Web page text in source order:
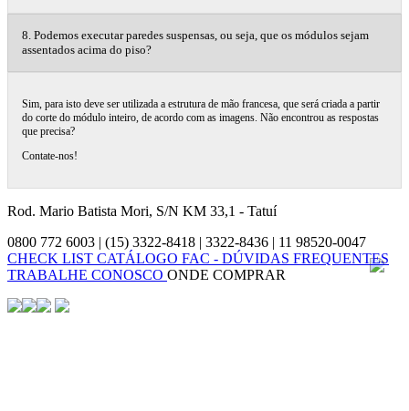
8. Podemos executar paredes suspensas, ou seja, que os módulos sejam
assentados acima do piso?
Sim, para isto deve ser utilizada a estrutura de mão francesa, que será criada a partir
do corte do módulo inteiro, de acordo com as imagens. Não encontrou as respostas
que precisa?
Contate-nos!
Rod. Mario Batista Mori, S/N KM 33,1 - Tatuí
0800 772 6003 | (15) 3322-8418 | 3322-8436 | 11 98520-0047
CHECK LIST CATÁLOGO FAC - DÚVIDAS FREQUENTES
TRABALHE CONOSCO ONDE COMPRAR